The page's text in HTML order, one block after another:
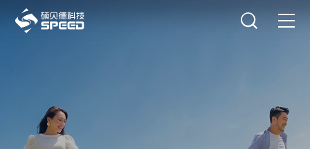
解决方案
选择语言 在线咨询